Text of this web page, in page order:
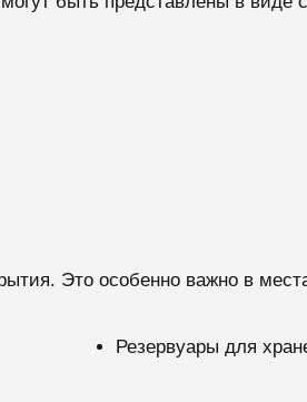
Это особенно важно в
Резервуары для